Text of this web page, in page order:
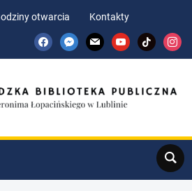
otwarcia
Kontakty
facebookmessenger
mail youtubetiktok
Search